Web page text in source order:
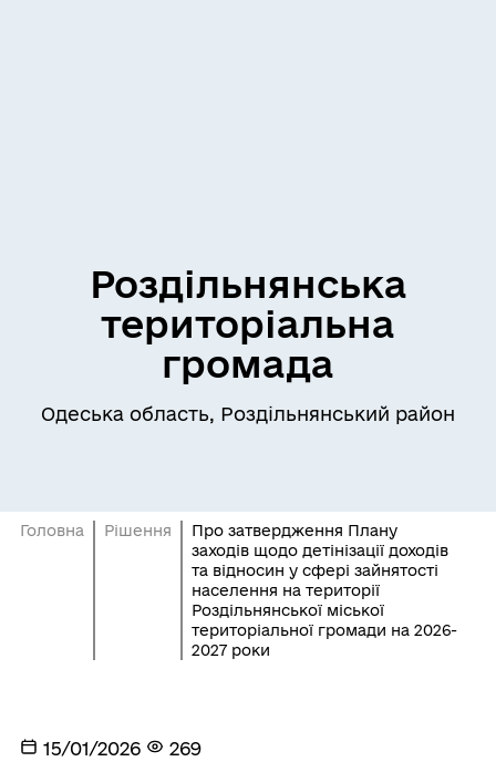
Роздільнянська
територіальна
громада
Одеська область, Роздільнянський район
Головна Рішення
Про затвердження Плану
заходів щодо детінізації доходів
та відносин у сфері зайнятості
населення на території
Роздільнянської міської
територіальної громади на 2026-
2027 роки
15/01/2026 269